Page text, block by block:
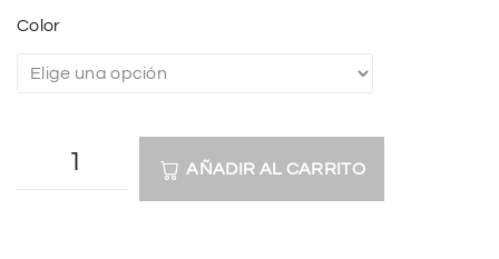
Color
AÑADIR AL CARRITO